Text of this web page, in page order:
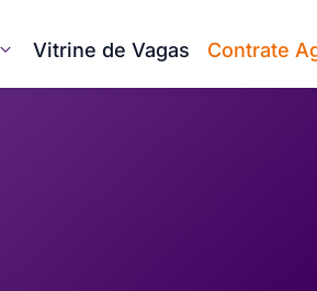
Vitrine de Vagas Contrate